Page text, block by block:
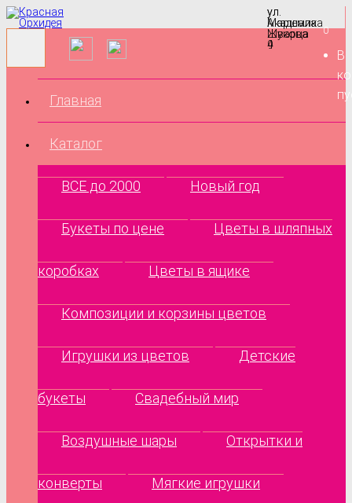
ул.
Маршала
Жукова
9
ул.
Академика
Шварца
4
0
В
Главная
Каталог
ВСЕ до 2000 Новый год
Букеты по цене Цветы в шляпных
коробках Цветы в ящике
Композиции и корзины цветов
Игрушки из цветов Детские
букеты Свадебный мир
Воздушные шары Открытки и
конверты Мягкие игрушки